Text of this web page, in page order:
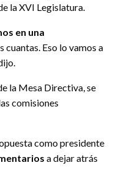
la XVI Legislatura.
en una
Eso lo vamos a
la Mesa Directiva, se
comisiones
como presidente
a dejar atrás